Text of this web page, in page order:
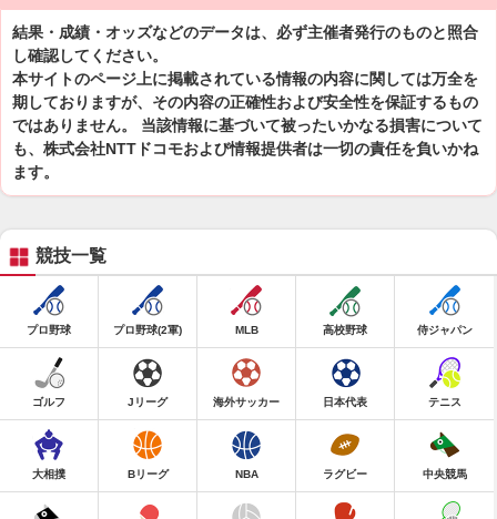
結果・成績・オッズなどのデータは、必ず主催者発行のものと照合
し確認してください。
本サイトのページ上に掲載されている情報の内容に関しては万全を
期しておりますが、その内容の正確性および安全性を保証するもの
ではありません。 当該情報に基づいて被ったいかなる損害について
も、株式会社NTTドコモおよび情報提供者は一切の責任を負いかね
ます。
競技一覧
プロ野球 プロ野球(2軍) MLB 高校野球 侍ジャパン
ゴルフ Jリーグ 海外サッカー 日本代表 テニス
大相撲 Bリーグ NBA ラグビー 中央競馬